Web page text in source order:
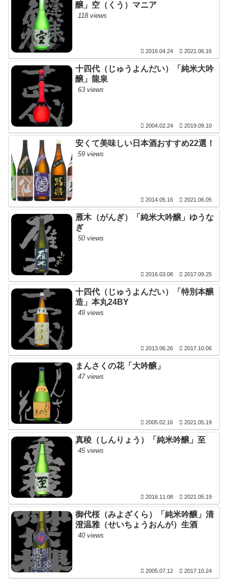
醸」空（くう）マニア
118 views
2016.04.24 2021.06.16
十四代（じゅうよんだい）「純米大吟
醸」龍泉
63 views
2004.02.24 2019.09.10
安くて美味しい日本酒おすすめ22選！
59 views
2014.05.16 2021.06.05
雁木（がんぎ）「純米大吟醸」ゆうな
ぎ
50 views
2016.03.08 2017.09.25
十四代（じゅうよんだい）「特別本醸
造」本丸24BY
49 views
2013.06.26 2017.10.06
まんさくの花「大吟醸」
47 views
2005.02.16 2021.05.19
真稜（しんりょう）「純米吟醸」至
45 views
2016.11.08 2021.05.19
御代桜（みよざくら）「純米吟醸」清
澄温雅（せいちょうおんが）生酒
40 views
2005.07.12 2017.10.24